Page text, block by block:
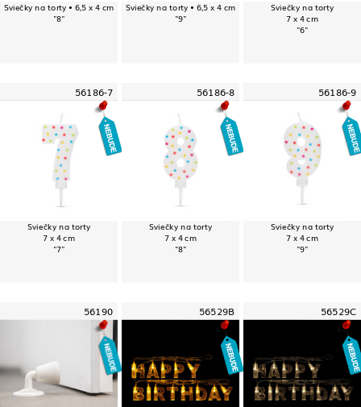
Sviečky na torty • 6,5 x 4 cm
"8"
Sviečky na torty • 6,5 x 4 cm
"9"
Sviečky na torty
7 x 4 cm
"6"
56186-7
Sviečky na torty
7 x 4 cm
"7"
56186-8
Sviečky na torty
7 x 4 cm
"8"
56186-9
Sviečky na torty
7 x 4 cm
"9"
56190 56529B 56529C